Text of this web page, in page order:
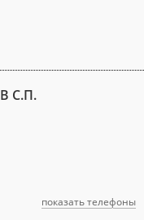
С.П.
показать телефоны